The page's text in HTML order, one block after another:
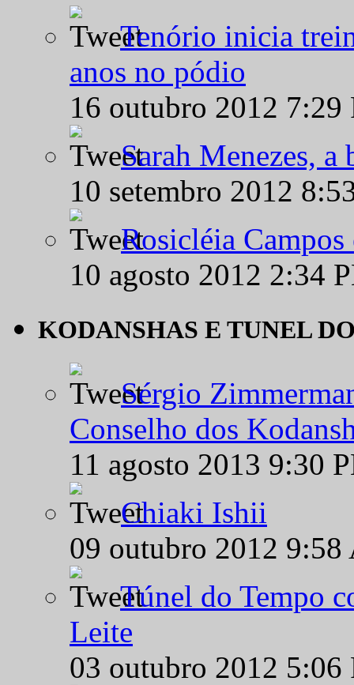
Tenório inicia
anos no pódio
16 outubro 2012
Sarah Menezes,
10 setembro 2012
Rosicléia
10 agosto 2012 2:34
KODANSHAS E TUNEL
Sérgio
Conselho dos
11 agosto 2013 9:30
Chiaki Ishii
09 outubro 2012
Túnel do Tempo
Leite
03 outubro 2012